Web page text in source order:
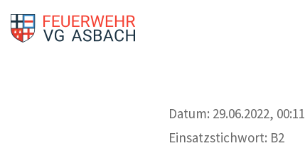
Datum: 29.06.2022, 00:11
Einsatzstichwort: B2